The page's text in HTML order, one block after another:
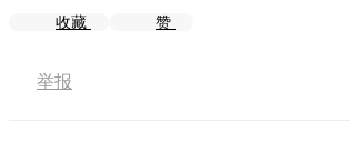
收藏 赞
举报